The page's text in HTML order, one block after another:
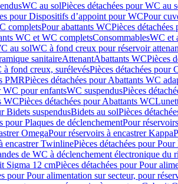
WC au solPièces détachées pour WC au
pour Dispositifs d’appoint pour WCPour
completsPour abattants WCPièces détachées
WC et WC completsConsommablesWC et
au solWC à fond creux pour réservoir
sanitaireAttenantAbattants WCPièces
à fond creux, surélevésPièces détachées pour
PMRPièces détachées pour Abattants WC
WC pour enfantsWC suspendusPièces
WCPièces détachées pour Abattants WC
Bidets suspendusBidets au solPièces
pour Plaques de déclenchementPour
OmegaPour réservoirs à encastrer Kappa
encastrer TwinlinePièces détachées pour Pour
de WC à déclenchement électronique du
Sigma 12 cmPièces détachées pour Pour
pour Pour alimentation sur secteur, pour